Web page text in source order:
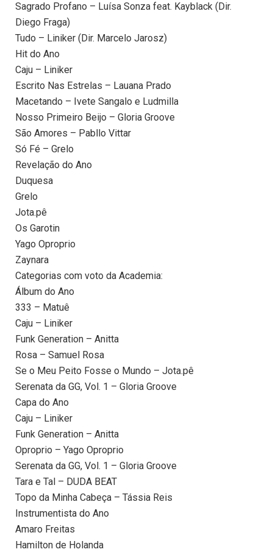
Sagrado Profano – Luísa Sonza feat. Kayblack (Dir.
Diego Fraga)
Tudo – Liniker (Dir. Marcelo Jarosz)
Hit do Ano
Caju – Liniker
Escrito Nas Estrelas – Lauana Prado
Macetando – Ivete Sangalo e Ludmilla
Nosso Primeiro Beijo – Gloria Groove
São Amores – Pabllo Vittar
Só Fé – Grelo
Revelação do Ano
Duquesa
Grelo
Jota.pê
Os Garotin
Yago Oproprio
Zaynara
Categorias com voto da Academia:
Álbum do Ano
333 – Matuê
Caju – Liniker
Funk Generation – Anitta
Rosa – Samuel Rosa
Se o Meu Peito Fosse o Mundo – Jota.pê
Serenata da GG, Vol. 1 – Gloria Groove
Capa do Ano
Caju – Liniker
Funk Generation – Anitta
Oproprio – Yago Oproprio
Serenata da GG, Vol. 1 – Gloria Groove
Tara e Tal – DUDA BEAT
Topo da Minha Cabeça – Tássia Reis
Instrumentista do Ano
Amaro Freitas
Hamilton de Holanda